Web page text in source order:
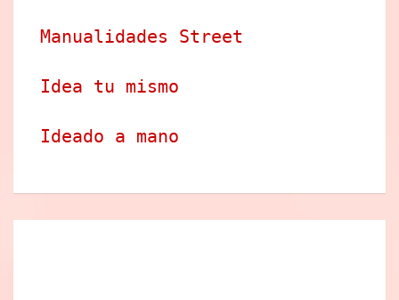
Manualidades Street
Idea tu mismo
Ideado a mano